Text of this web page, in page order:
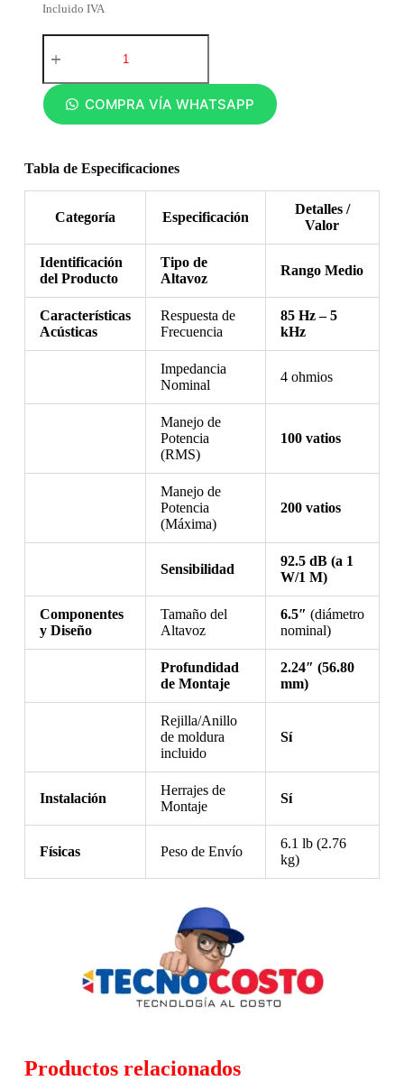
Incluido IVA
COMPRA VÍA WHATSAPP
Tabla de Especificaciones
Categoría Especificación
Detalles /
Valor
Identificación
del Producto
Tipo de
Altavoz
Rango Medio
Características
Acústicas
Respuesta de
Frecuencia
85 Hz – 5
kHz
Impedancia
Nominal
4 ohmios
Manejo de
Potencia
(RMS)
100 vatios
Manejo de
Potencia
(Máxima)
200 vatios
Sensibilidad
92.5 dB (a 1
W/1 M)
Componentes
y Diseño
Tamaño del
Altavoz
6.5″ (diámetro
nominal)
Profundidad
de Montaje
2.24″ (56.80
mm)
Rejilla/Anillo
de moldura
incluido
Sí
Instalación
Herrajes de
Montaje
Sí
Físicas Peso de Envío
6.1 lb (2.76
kg)
Productos relacionados